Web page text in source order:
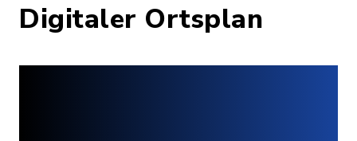
Digitaler Ortsplan